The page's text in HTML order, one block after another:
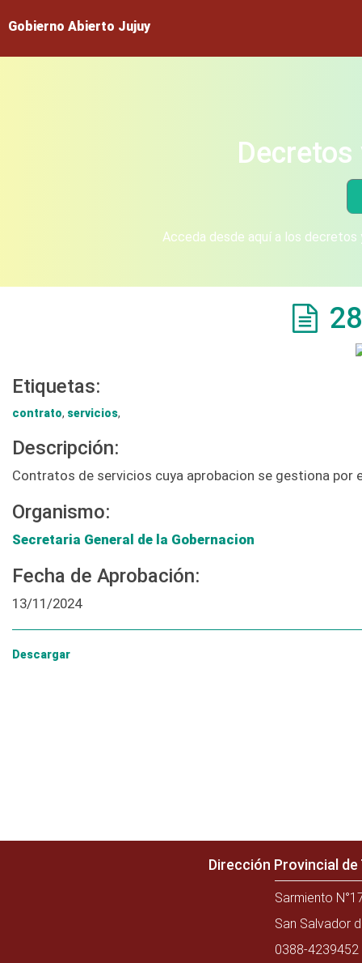
Gobierno Abierto Jujuy
Acceda desde aquí a los
Etiquetas:
contrato, servicios,
Descripción:
Contratos de servicios cuya aprobacion se gestiona por
Organismo:
Secretaria General de la Gobernacion
Fecha de Aprobación:
13/11/2024
Descargar
Dirección Provincial
Sarmiento
San Salvador
0388-